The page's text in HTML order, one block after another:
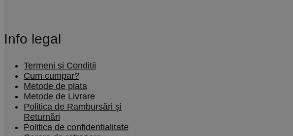
Info legal
Termeni si Conditii
Cum cumpar?
Metode de plata
Metode de Livrare
Politica de Rambursări și
Returnări
Politica de confidențialitate